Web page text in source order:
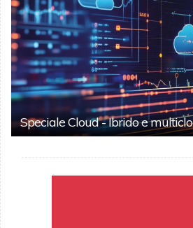
Speciale Cloud - Ibrido e